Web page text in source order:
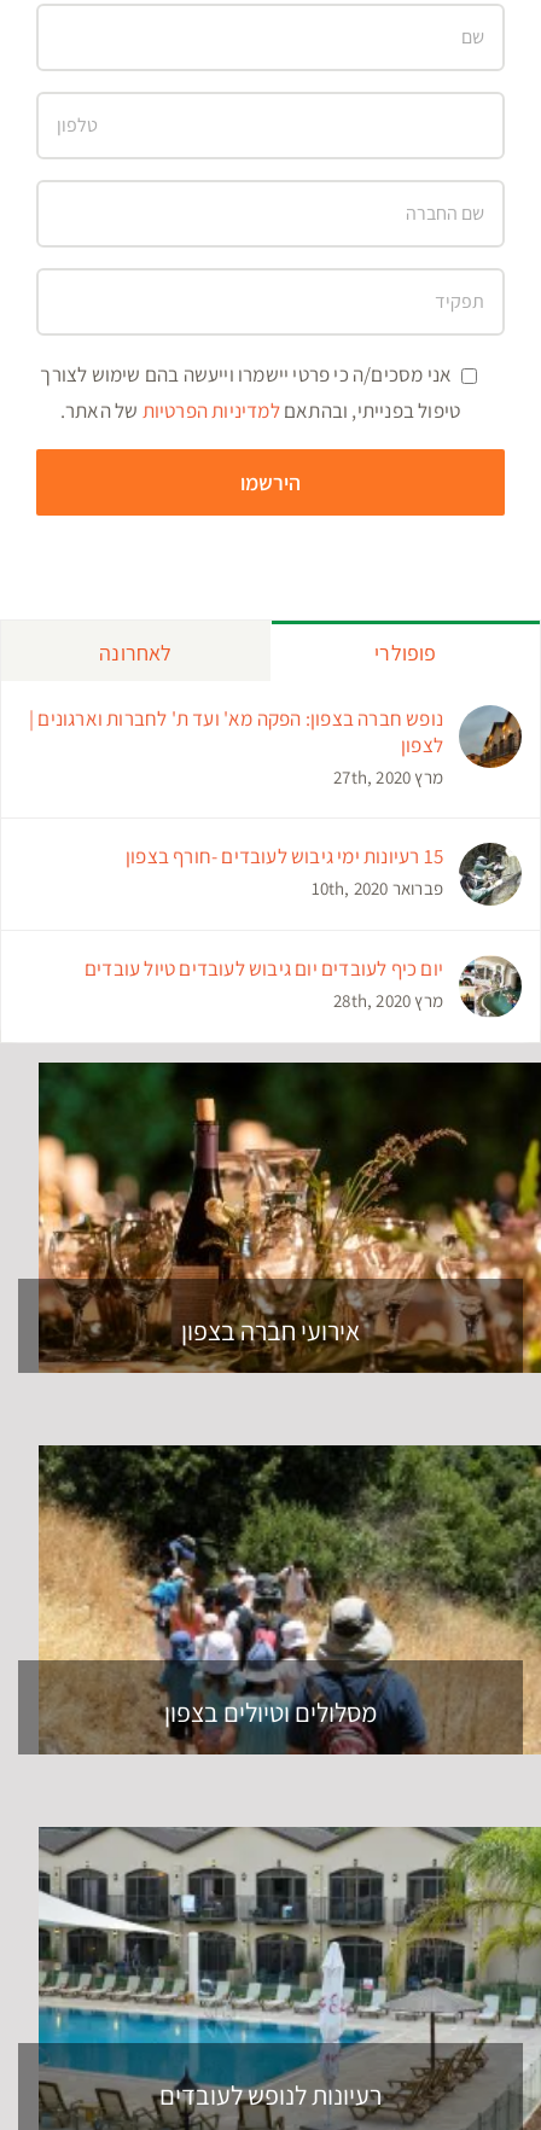
אני מסכים/ה כי פרטי יישמרו וייעשה בהם שימוש לצורך
טיפול בפנייתי, ובהתאםלמדיניות הפרטיות של האתר.
פופולרי לאחרונה
נופש חברה בצפון: הפקה מא' ועד ת' לחברות וארגונים |
לצפון
מרץ 27th, 2020
15 רעיונות ימי גיבוש לעובדים -חורף בצפון
פברואר 10th, 2020
יום כיף לעובדים יום גיבוש לעובדים טיול עובדים
מרץ 28th, 2020
אירועי חברה בצפון
מסלולים וטיולים בצפון
רעיונות לנופש לעובדים